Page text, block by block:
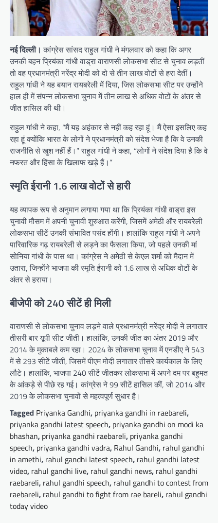
नई दिल्ली। कांग्रेस सांसद राहुल गांधी ने मंगलवार को कहा कि अगर
उनकी बहन प्रियंका गांधी वाड्रा वाराणसी लोकसभा सीट से चुनाव लड़तीं
तो वह प्रधानमंत्री नरेंद्र मोदी को दो से तीन लाख वोटों से हरा देतीं।
राहुल गांधी ने यह बयान रायबरेली में दिया, जिस लोकसभा सीट पर उन्होंने
हाल ही में संपन्न लोकसभा चुनाव में तीन लाख से अधिक वोटों के अंतर से
जीत हासिल की थी।
राहुल गांधी ने कहा, “मैं यह अहंकार से नहीं कह रहा हूं। मैं ऐसा इसलिए कह
रहा हूं क्योंकि भारत के लोगों ने प्रधानमंत्री को संदेश भेजा है कि वे उनकी
राजनीति से खुश नहीं हैं।” राहुल गांधी ने कहा, “लोगों ने संदेश दिया है कि वे
नफरत और हिंसा के खिलाफ खड़े हैं।”
स्मृति ईरानी 1.6 लाख वोटों से हारी
यह व्यापक रूप से अनुमान लगाया गया था कि प्रियंका गांधी वाड्रा इस
चुनावी मौसम में अपनी चुनावी शुरुआत करेंगी, जिसमें अमेठी और रायबरेली
लोकसभा सीटें उनकी संभावित पसंद होंगी। हालांकि राहुल गांधी ने अपने
पारिवारिक गढ़ रायबरेली से लड़ने का फैसला किया, जो पहले उनकी मां
सोनिया गांधी के पास था। कांग्रेस ने अमेठी से केएल शर्मा को मैदान में
उतारा, जिन्होंने भाजपा की स्मृति ईरानी को 1.6 लाख से अधिक वोटों के
अंतर से हराया।
बीजेपी को 240 सीटें ही मिली
वाराणसी से लोकसभा चुनाव लड़ने वाले प्रधानमंत्री नरेंद्र मोदी ने लगातार
तीसरी बार यूपी सीट जीती। हालांकि, उनकी जीत का अंतर 2019 और
2014 के मुकाबले कम रहा। 2024 के लोकसभा चुनाव में एनडीए ने 543
में से 293 सीटें जीतीं, जिसमें पीएम मोदी लगातार तीसरे कार्यकाल के लिए
लौटे। हालांकि, भाजपा 240 सीटें जीतकर लोकसभा में अपने दम पर बहुमत
के आंकड़े से पीछे रह गई। कांग्रेस ने 99 सीटें हासिल कीं, जो 2014 और
2019 के लोकसभा चुनावों से महत्वपूर्ण सुधार है।
Tagged Priyanka Gandhi, priyanka gandhi in raebareli,
priyanka gandhi latest speech, priyanka gandhi on modi ka
bhashan, priyanka gandhi raebareli, priyanka gandhi
speech, priyanka gandhi vadra, Rahul Gandhi, rahul gandhi
in amethi, rahul gandhi latest speech, rahul gandhi latest
video, rahul gandhi live, rahul gandhi news, rahul gandhi
raebareli, rahul gandhi speech, rahul gandhi to contest from
raebareli, rahul gandhi to fight from rae bareli, rahul gandhi
today video